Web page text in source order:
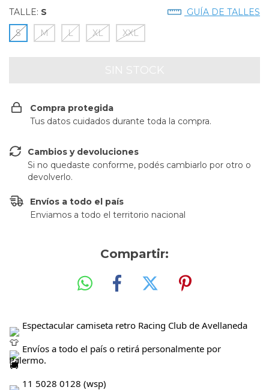
TALLE: S
GUÍA DE TALLES
S
M L XL XXL
Compra protegida
Tus datos cuidados durante toda la compra.
Cambios y devoluciones
Si no quedaste conforme, podés cambiarlo por otro o
devolverlo.
Envíos a todo el país
Enviamos a todo el territorio nacional
Compartir:
Espectacular camiseta retro Racing Club de Avellaneda
Envíos a todo el país o retirá personalmente por
Palermo.
11 5028 0128 (wsp)